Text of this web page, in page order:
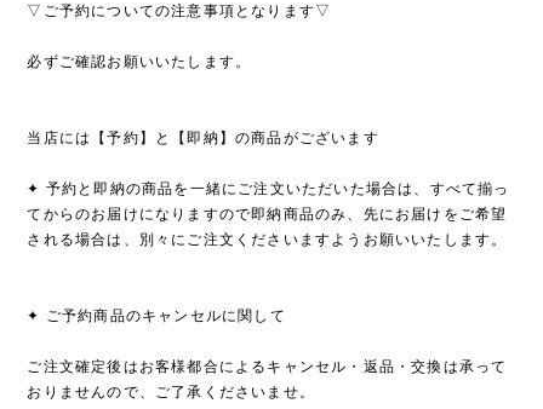
▽ご予約についての注意事項となります▽
必ずご確認お願いいたします。
当店には【予約】と【即納】の商品がございます
✦ 予約と即納の商品を一緒にご注文いただいた場合は、すべて揃っ
てからのお届けになりますので即納商品のみ、先にお届けをご希望
される場合は、別々にご注文くださいますようお願いいたします。
✦ ご予約商品のキャンセルに関して
ご注文確定後はお客様都合によるキャンセル・返品・交換は承って
おりませんので、ご了承くださいませ。